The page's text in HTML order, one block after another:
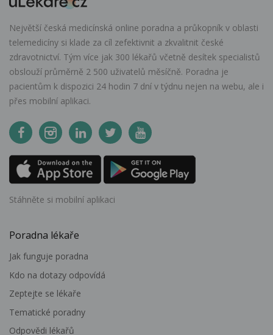
Největší česká medicínská online poradna a průkopník v oblasti
telemedicíny si klade za cíl zefektivnit a zkvalitnit české
zdravotnictví. Tým více jak 300 lékařů včetně desítek specialistů
obslouží průměrně 2 500 uživatelů měsíčně. Poradna je
pacientům k dispozici 24 hodin 7 dní v týdnu nejen na webu, ale i
přes mobilní aplikaci.
Stáhněte si mobilní aplikaci
Poradna lékaře
Jak funguje poradna
Kdo na dotazy odpovídá
Zeptejte se lékaře
Tematické poradny
Odpovědi lékařů